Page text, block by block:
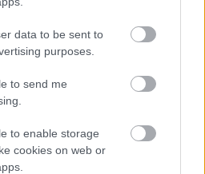
data to be sent to
purposes.
to send me
to enable storage
cookies on web or
is sokat jelentettek,
született interjú, mert voltak
van megbicsaklott térd a
táska az utca aszfaltján,
heverő iratokkal.
álmodozni a velük való
mondjuk Jordán
szemmel a kávéját issza,